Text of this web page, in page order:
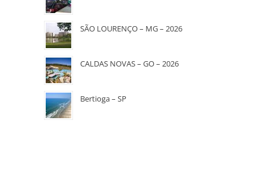
SÃO LOURENÇO – MG – 2026
CALDAS NOVAS – GO – 2026
Bertioga – SP